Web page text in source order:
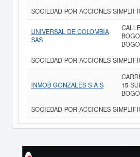
SOCIEDAD POR ACCIONES
UNIVERSAL DE COLOMBIA
SAS
SOCIEDAD POR ACCIONES
INMOB GONZALES S A S
15
SOCIEDAD POR ACCIONES